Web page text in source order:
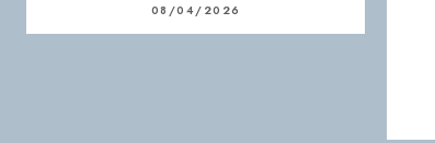
08/04/2026